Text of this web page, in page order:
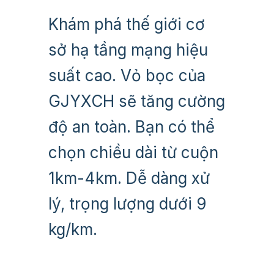
Khám phá thế giới cơ
sở hạ tầng mạng hiệu
suất cao. Vỏ bọc của
GJYXCH sẽ tăng cường
độ an toàn. Bạn có thể
chọn chiều dài từ cuộn
1km-4km. Dễ dàng xử
lý, trọng lượng dưới 9
kg/km.